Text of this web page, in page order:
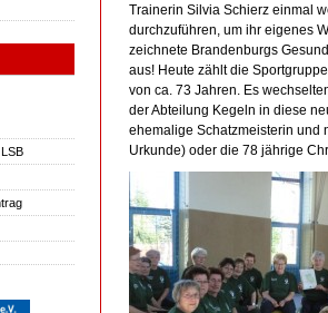
Trainerin Silvia Schierz einmal
durchzuführen, um ihr eigenes
zeichnete Brandenburgs
aus! Heute zählt die
von ca. 73 Jahren. Es
der Abteilung Kegeln in diese
ehemalige Schatzmeisterin und
Urkunde) oder die 78 jährige